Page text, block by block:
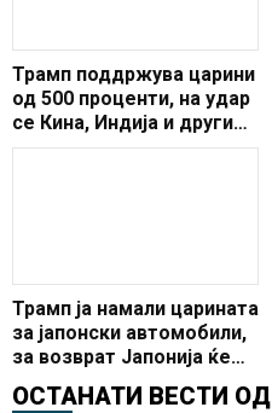
Трамп поддржува царини
од 500 проценти, на удар
се Кина, Индија и други
земји
Трамп ја намали царината
за јапонски автомобили,
за возврат Јапонија ќе
купува американски ориз
ОСТАНАТИ ВЕСТИ ОД